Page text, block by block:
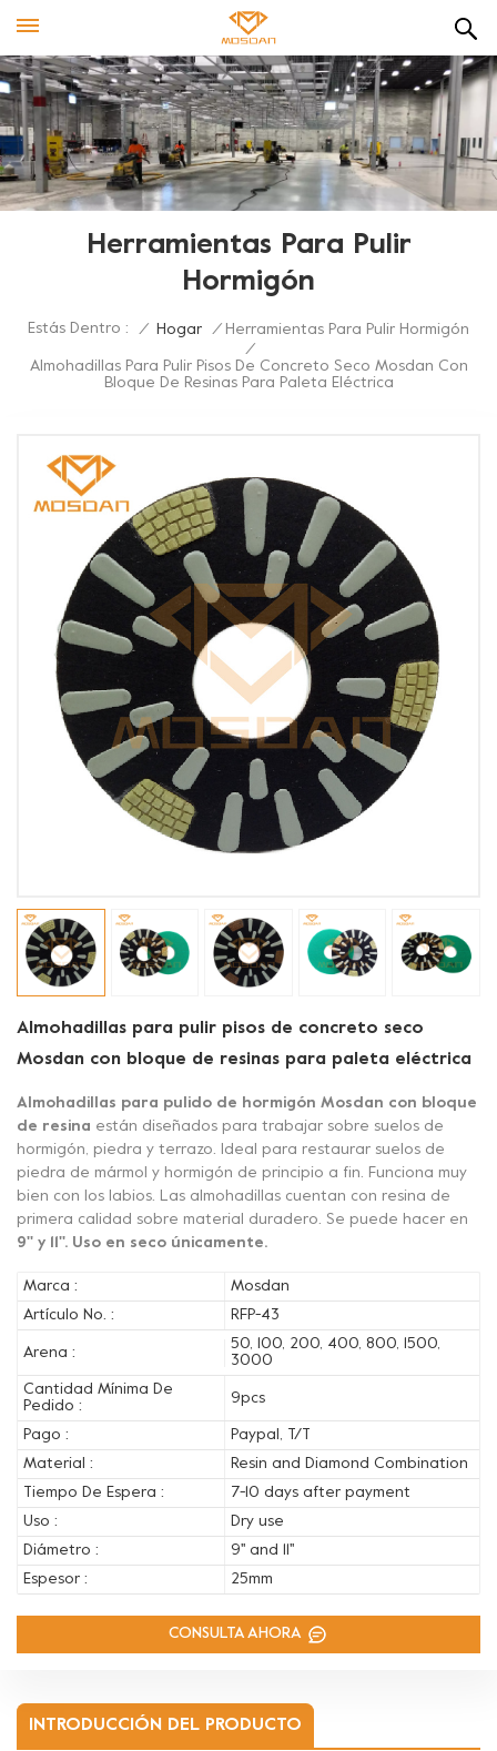
Herramientas Para Pulir
Hormigón
Estás Dentro : / Hogar / Herramientas Para Pulir Hormigón
/
Almohadillas Para Pulir Pisos De Concreto Seco Mosdan Con
Bloque De Resinas Para Paleta Eléctrica
Almohadillas para pulir pisos de concreto seco
Mosdan con bloque de resinas para paleta eléctrica
Almohadillas para pulido de hormigón Mosdan con bloque
de resina están diseñados para trabajar sobre suelos de
hormigón, piedra y terrazo. Ideal para restaurar suelos de
piedra de mármol y hormigón de principio a fin. Funciona muy
bien con los labios. Las almohadillas cuentan con resina de
primera calidad sobre material duradero. Se puede hacer en
9'' y 11''. Uso en seco únicamente.
Marca :
Mosdan
Artículo No. :
RFP-43
Arena :
50, 100, 200, 400, 800, 1500,
3000
Cantidad Mínima De
Pedido :
9pcs
Pago :
Paypal, T/T
Material :
Resin and Diamond Combination
Tiempo De Espera :
7-10 days after payment
Uso :
Dry use
Diámetro :
9'' and 11''
Espesor :
25mm
CONSULTA AHORA
INTRODUCCIÓN DEL PRODUCTO